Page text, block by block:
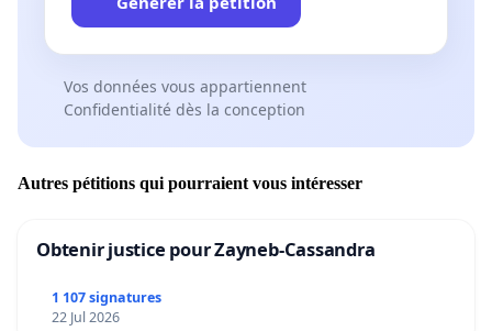
Vos données vous appartiennent
Confidentialité dès la conception
Autres pétitions qui pourraient vous intéresser
Obtenir justice pour Zayneb-Cassandra
1 107 signatures
22 Jul 2026